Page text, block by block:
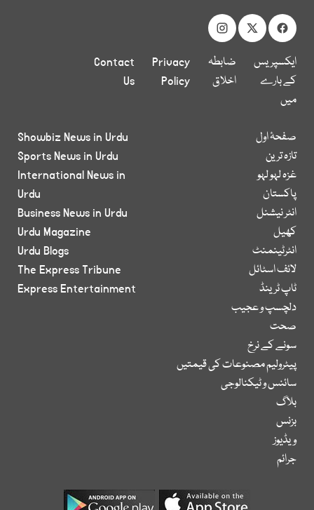
ایکسپریس
کے بارے
میں
ضابطہ
اخلاق
Privacy
Policy
Contact
Us
صفحۂ اول
تازہ ترین
غزہ لہو لہو
پاکستان
انٹر نیشنل
کھیل
انٹرٹینمنٹ
لائف اسٹائل
ٹاپ ٹرینڈ
دلچسپ و عجیب
صحت
سونے کے نرخ
پیٹرولیم مصنوعات کی قیمتیں
سائنس و ٹیکنالوجی
بلاگ
بزنس
ویڈیوز
جرائم
Showbiz News in Urdu
Sports News in Urdu
International News in
Urdu
Business News in Urdu
Urdu Magazine
Urdu Blogs
The Express Tribune
Express Entertainment